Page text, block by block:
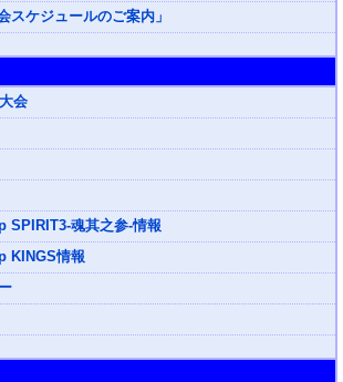
スケジュールのご案内」
会
SPIRIT3-魂其之参-情報
KINGS情報